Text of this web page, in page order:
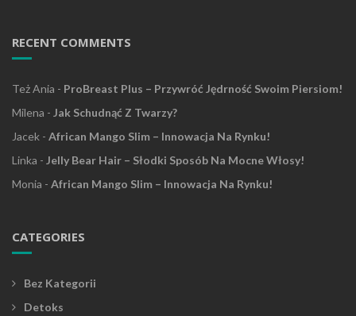
RECENT COMMENTS
Też Ania - ProBreast Plus – Przywróć Jędrność Swoim Piersiom!
Milena - Jak Schudnąć Z Twarzy?
Jacek - African Mango Slim – Innowacja Na Rynku!
Linka - Jelly Bear Hair – Słodki Sposób Na Mocne Włosy!
Monia - African Mango Slim – Innowacja Na Rynku!
CATEGORIES
Bez Kategorii
Detoks